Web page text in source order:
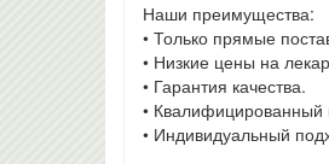
Наши преимущества:
• Только прямые
• Низкие цены на
• Гарантия качества.
• Квалифицированный
• Индивидуальный